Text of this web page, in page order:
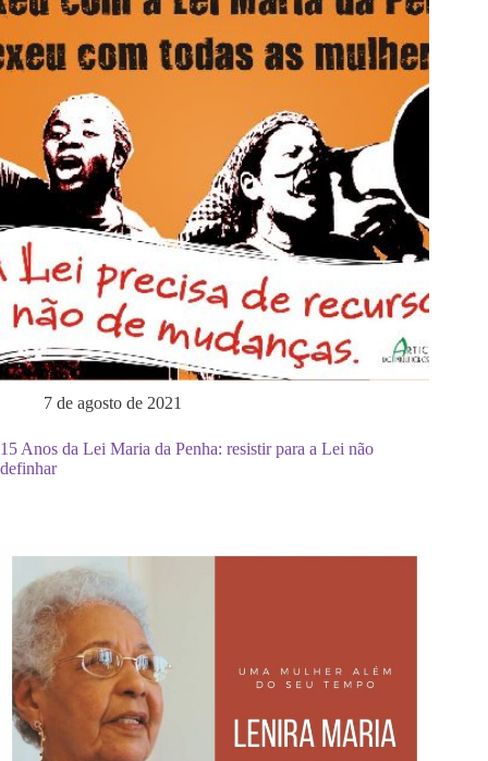
7 de agosto de 2021
15 Anos da Lei Maria da Penha: resistir para a Lei não
definhar